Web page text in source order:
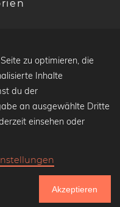
zu optimieren, die
Inhalte
du der
an ausgewählte Dritte
einsehen oder
Akzeptieren